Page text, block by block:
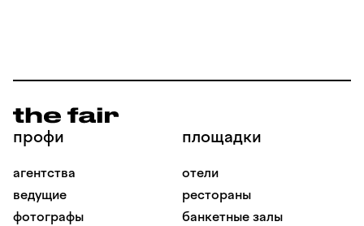
профи
агентства
ведущие
фотографы
площадки
отели
рестораны
банкетные залы